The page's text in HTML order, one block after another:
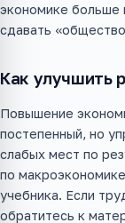
экономике больше
сдавать
Как улучшить
Повышение
постепенный, но
слабых мест по
по
учебника. Если
обратитесь к